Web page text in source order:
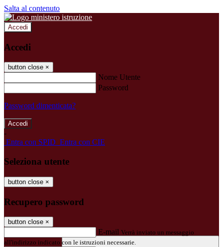
Salta al contenuto
Accedi
Accedi
button close ×
Nome Utente
Password
Password dimenticata?
-
Entra con SPID Entra con CIE
Seleziona utente
button close ×
Recupero password
button close ×
E-mail Verrà inviato un messaggio
all'indirizzo indicato con le istruzioni necessarie.